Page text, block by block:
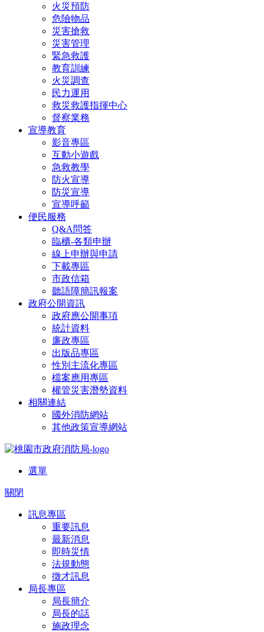
火災預防
危險物品
災害搶救
災害管理
緊急救護
教育訓練
火災調查
民力運用
救災救護指揮中心
督察業務
宣導教育
影音專區
互動小遊戲
急救教學
防火宣導
防災宣導
宣導呼籲
便民服務
Q&A問答
臨櫃-各類申辦
線上申辦與申請
下載專區
市政信箱
聽語障簡訊報案
政府公開資訊
政府應公開事項
統計資料
廉政專區
出版品專區
性別主流化專區
檔案應用專區
權管災害潛勢資料
相關連結
國外消防網站
其他政策宣導網站
選單
關閉
訊息專區
重要訊息
最新消息
即時災情
法規動態
徵才訊息
局長專區
局長簡介
局長的話
施政理念